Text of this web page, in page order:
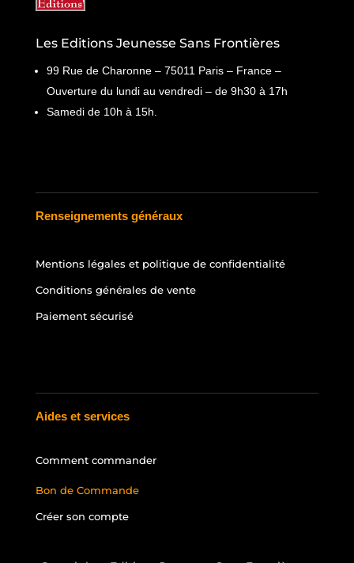
Les Editions Jeunesse Sans Frontières
99 Rue de Charonne – 75011 Paris – France –
Ouverture du lundi au vendredi – de 9h30 à 17h
Samedi de 10h à 15h.
Renseignements généraux
Mentions légales et politique de confidentialité
Conditions générales de vente
Paiement sécurisé
Aides et services
Comment commander
Bon de Commande
Créer son compte